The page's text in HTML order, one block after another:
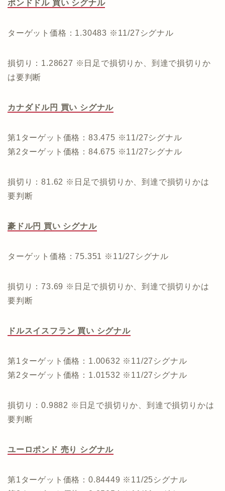
ポンドドル 買い シグナル
ターゲット価格：1.30483 ※11/27シグナル
損切り：1.28627 ※日足で損切りか、到達で損切りか
は要判断
カナダドル円 買い シグナル
第1ターゲット価格：83.475 ※11/27シグナル
第2ターゲット価格：84.675 ※11/27シグナル
損切り：81.62 ※日足で損切りか、到達で損切りかは
要判断
豪ドル円 買い シグナル
ターゲット価格：75.351 ※11/27シグナル
損切り：73.69 ※日足で損切りか、到達で損切りかは
要判断
ドルスイスフラン 買い シグナル
第1ターゲット価格：1.00632 ※11/27シグナル
第2ターゲット価格：1.01532 ※11/27シグナル
損切り：0.9882 ※日足で損切りか、到達で損切りかは
要判断
ユーロポンド 売り シグナル
第1ターゲット価格：0.84449 ※11/25シグナル